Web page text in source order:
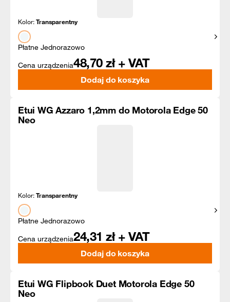
Kolor:Transparentny
Płatne Jednorazowo
Cena urządzenia48,70 zł + VAT
Dodaj do koszyka
Etui WG Azzaro 1,2mm do Motorola Edge 50
Neo
Kolor:Transparentny
Płatne Jednorazowo
Cena urządzenia24,31 zł + VAT
Dodaj do koszyka
Etui WG Flipbook Duet Motorola Edge 50
Neo